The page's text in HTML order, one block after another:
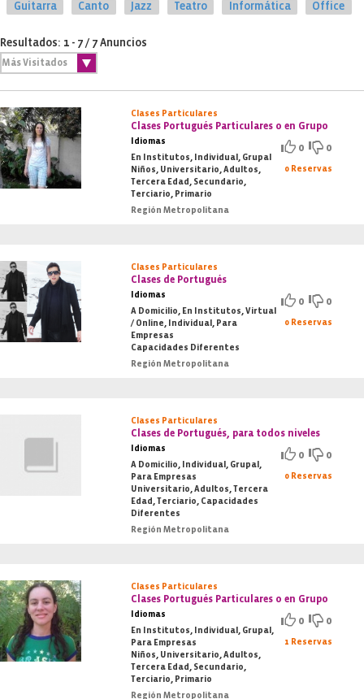
Guitarra Canto Jazz Teatro Informática Office
Resultados: 1 - 7 / 7 Anuncios
Clases Particulares
Clases Portugués Particulares o en Grupo
Idiomas
En Institutos, Individual, Grupal
Niños, Universitario, Adultos,
Tercera Edad, Secundario,
Terciario, Primario
Región Metropolitana
0 0
0 Reservas
Clases Particulares
Clases de Portugués
Idiomas
A Domicilio, En Institutos, Virtual
/ Online, Individual, Para
Empresas
Capacidades Diferentes
Región Metropolitana
0 0
0 Reservas
Clases Particulares
Clases de Portugués, para todos niveles
Idiomas
A Domicilio, Individual, Grupal,
Para Empresas
Universitario, Adultos, Tercera
Edad, Terciario, Capacidades
Diferentes
Región Metropolitana
0 0
0 Reservas
Clases Particulares
Clases Portugués Particulares o en Grupo
Idiomas
En Institutos, Individual, Grupal,
Para Empresas
Niños, Universitario, Adultos,
Tercera Edad, Secundario,
Terciario, Primario
Región Metropolitana
0 0
1 Reservas